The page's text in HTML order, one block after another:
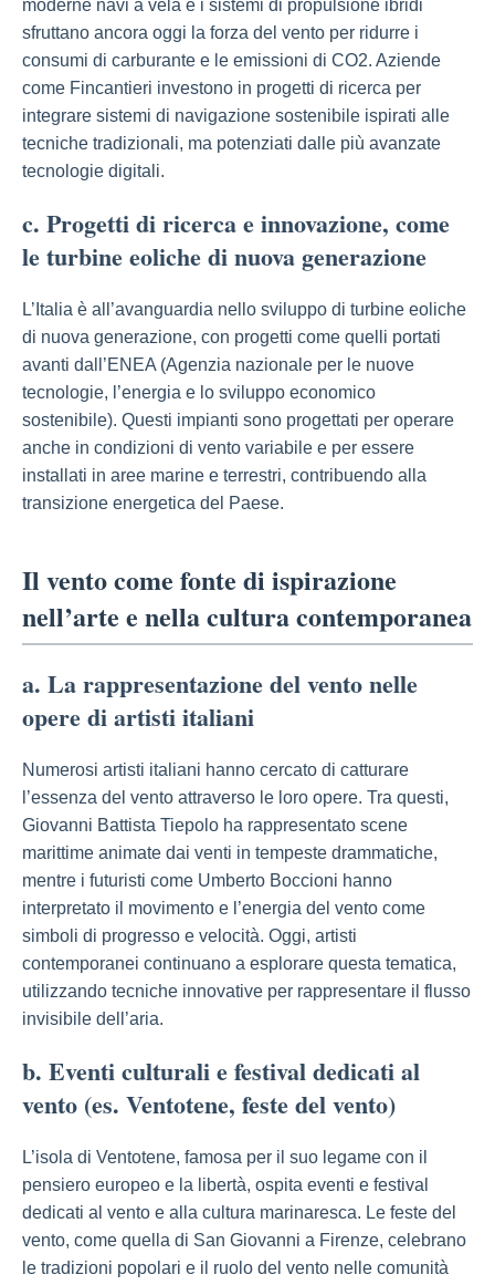
moderne navi a vela e i sistemi di propulsione ibridi
sfruttano ancora oggi la forza del vento per ridurre i
consumi di carburante e le emissioni di CO2. Aziende
come Fincantieri investono in progetti di ricerca per
integrare sistemi di navigazione sostenibile ispirati alle
tecniche tradizionali, ma potenziati dalle più avanzate
tecnologie digitali.
c. Progetti di ricerca e innovazione, come
le turbine eoliche di nuova generazione
L’Italia è all’avanguardia nello sviluppo di turbine eoliche
di nuova generazione, con progetti come quelli portati
avanti dall’ENEA (Agenzia nazionale per le nuove
tecnologie, l’energia e lo sviluppo economico
sostenibile). Questi impianti sono progettati per operare
anche in condizioni di vento variabile e per essere
installati in aree marine e terrestri, contribuendo alla
transizione energetica del Paese.
Il vento come fonte di ispirazione
nell’arte e nella cultura contemporanea
a. La rappresentazione del vento nelle
opere di artisti italiani
Numerosi artisti italiani hanno cercato di catturare
l’essenza del vento attraverso le loro opere. Tra questi,
Giovanni Battista Tiepolo ha rappresentato scene
marittime animate dai venti in tempeste drammatiche,
mentre i futuristi come Umberto Boccioni hanno
interpretato il movimento e l’energia del vento come
simboli di progresso e velocità. Oggi, artisti
contemporanei continuano a esplorare questa tematica,
utilizzando tecniche innovative per rappresentare il flusso
invisibile dell’aria.
b. Eventi culturali e festival dedicati al
vento (es. Ventotene, feste del vento)
L’isola di Ventotene, famosa per il suo legame con il
pensiero europeo e la libertà, ospita eventi e festival
dedicati al vento e alla cultura marinaresca. Le feste del
vento, come quella di San Giovanni a Firenze, celebrano
le tradizioni popolari e il ruolo del vento nelle comunità